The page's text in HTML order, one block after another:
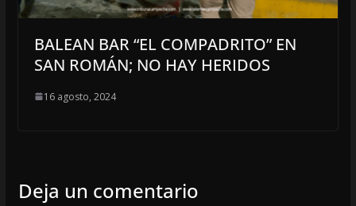
BALEAN BAR “EL COMPADRITO” EN
SAN ROMÁN; NO HAY HERIDOS
16 agosto, 2024
Deja un comentario